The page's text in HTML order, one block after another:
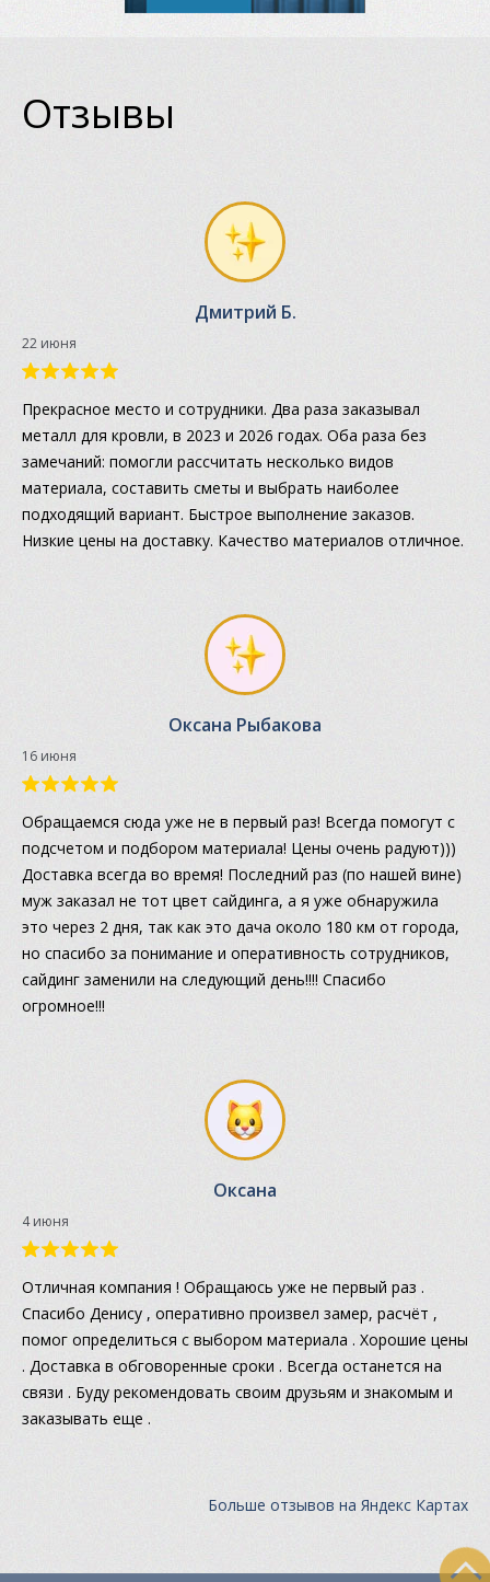
Отзывы
Дмитрий Б.
22 июня
Прекрасное место и сотрудники. Два раза заказывал
металл для кровли, в 2023 и 2026 годах. Оба раза без
замечаний: помогли рассчитать несколько видов
материала, составить сметы и выбрать наиболее
подходящий вариант. Быстрое выполнение заказов.
Низкие цены на доставку. Качество материалов отличное.
Оксана Рыбакова
16 июня
Обращаемся сюда уже не в первый раз! Всегда помогут с
подсчетом и подбором материала! Цены очень радуют)))
Доставка всегда во время! Последний раз (по нашей вине)
муж заказал не тот цвет сайдинга, а я уже обнаружила
это через 2 дня, так как это дача около 180 км от города,
но спасибо за понимание и оперативность сотрудников,
сайдинг заменили на следующий день!!!! Спасибо
огромное!!!
Оксана
4 июня
Отличная компания ! Обращаюсь уже не первый раз .
Спасибо Денису , оперативно произвел замер, расчёт ,
помог определиться с выбором материала . Хорошие цены
. Доставка в обговоренные сроки . Всегда останется на
связи . Буду рекомендовать своим друзьям и знакомым и
заказывать еще .
Больше отзывов на Яндекс Картах